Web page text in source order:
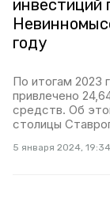
инвестиций
году
По итогам 2023
привлечено
средств. Об
столицы
5 января 2024, 19:34